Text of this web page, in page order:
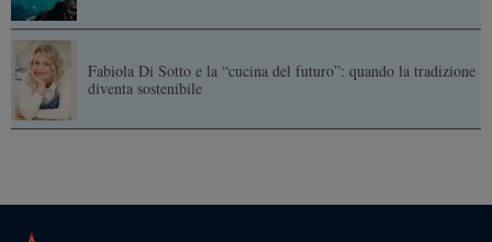
Fabiola Di Sotto e la “cucina del futuro”: quando la tradizione
diventa sostenibile